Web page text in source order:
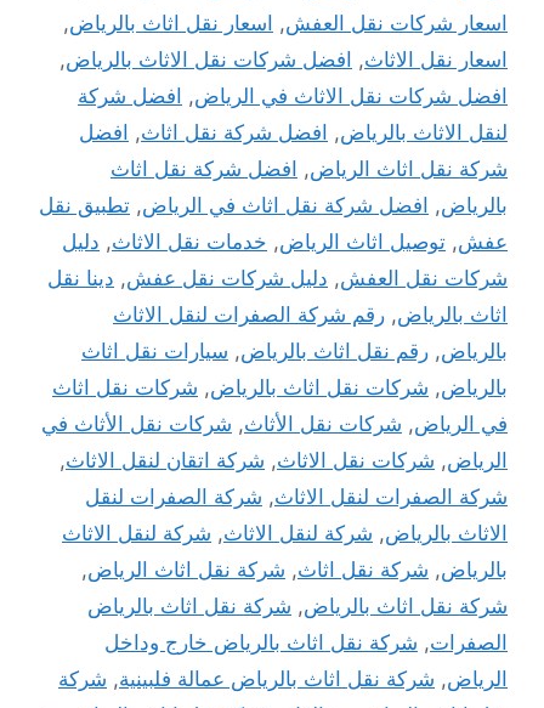
اسعار شركات نقل العفش, اسعار نقل اثاث بالرياض,
اسعار نقل الاثاث, افضل شركات نقل الاثاث بالرياض,
افضل شركات نقل الاثاث في الرياض, افضل شركة
لنقل الاثاث بالرياض, افضل شركة نقل اثاث, افضل
شركة نقل اثاث الرياض, افضل شركة نقل اثاث
بالرياض, افضل شركة نقل اثاث في الرياض, تطبيق نقل
عفش, توصيل اثاث الرياض, خدمات نقل الاثاث, دليل
شركات نقل العفش, دليل شركات نقل عفش, دينا نقل
اثاث بالرياض, رقم شركة الصفرات لنقل الاثاث
بالرياض, رقم نقل اثاث بالرياض, سيارات نقل اثاث
بالرياض, شركات نقل اثاث بالرياض, شركات نقل اثاث
في الرياض, شركات نقل الأثاث, شركات نقل الأثاث في
الرياض, شركات نقل الاثاث, شركة اتقان لنقل الاثاث,
شركة الصفرات لنقل الاثاث, شركة الصفرات لنقل
الاثاث بالرياض, شركة لنقل الاثاث, شركة لنقل الاثاث
بالرياض, شركة نقل اثاث, شركة نقل اثاث الرياض,
شركة نقل اثاث بالرياض, شركة نقل اثاث بالرياض
الصفرات, شركة نقل اثاث بالرياض خارج وداخل
الرياض, شركة نقل اثاث بالرياض عمالة فلبينية, شركة